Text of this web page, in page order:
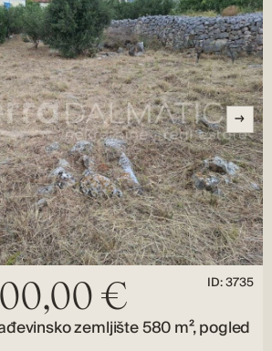
€ ID: 3735
zemljište 580 m², pogled